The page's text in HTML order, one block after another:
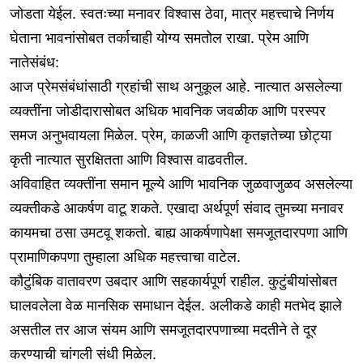
जोडता येईल. स्वतःच्या मनावर विश्वास ठेवा, मात्र महत्त्वाचे निर्णय
घेताना भावनांसोबत तर्काचाही योग्य समतोल राखा. प्रेम आणि
नातेसंबंध:
आज प्रेमसंबंधांसाठी ग्रहांची साथ अनुकूल आहे. नात्यात असलेल्या
व्यक्तींना जोडीदारासोबत अधिक भावनिक जवळीक आणि परस्पर
समज अनुभवायला मिळेल. प्रेम, काळजी आणि कृतज्ञतेच्या छोट्या
कृती नात्यात सुरक्षितता आणि विश्वास वाढवतील.
अविवाहित व्यक्तींना समान मूल्ये आणि भावनिक जुळवाजुळव असलेल्या
व्यक्तीकडे आकर्षण वाटू शकते. एखादा अर्थपूर्ण संवाद तुमच्या मनावर
कायमचा ठसा उमटवू शकतो. बाह्य आकर्षणापेक्षा समजूतदारपणा आणि
प्रामाणिकपणा तुम्हाला अधिक महत्त्वाचा वाटेल.
कौटुंबिक वातावरण उबदार आणि सहकार्यपूर्ण राहील. कुटुंबीयांसोबत
घालवलेला वेळ मानसिक समाधान देईल. अलीकडे काही मतभेद झाले
असतील तर आज संयम आणि समजूतदारपणाच्या मदतीने ते दूर
करण्याची चांगली संधी मिळेल.